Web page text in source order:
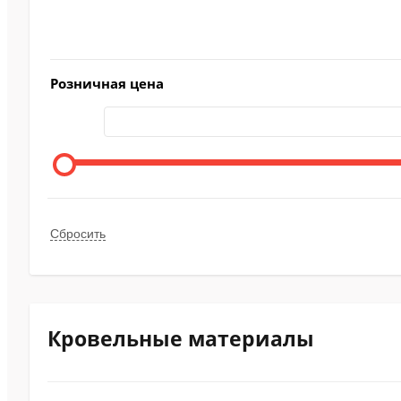
Розничная цена
Кровельные материалы